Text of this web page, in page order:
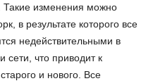
Такие изменения можно
в результате которого все
недействительными в
сети, что приводит к
и нового. Все